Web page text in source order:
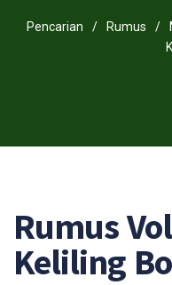
Pencarian / Rumus /
Rumus
Keliling